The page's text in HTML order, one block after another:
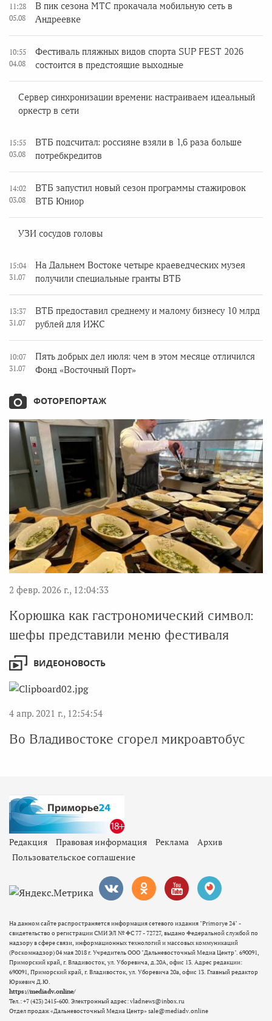
11:28
05.08
В пик сезона МТС прокачала мобильную сеть в
Андреевке
10:55
04.08
Фестиваль пляжных видов спорта SUP FEST 2026
состоится в предстоящие выходные
Сервер синхронизации времени: настраиваем идеальный
оркестр в сети
15:55
03.08
ВТБ подсчитал: россияне взяли в 1,6 раза больше
потребкредитов
14:02
03.08
ВТБ запустил новый сезон программы стажировок
ВТБ Юниор
УЗИ сосудов головы
15:04
31.07
На Дальнем Востоке четыре краеведческих музея
получили специальные гранты ВТБ
13:37
31.07
ВТБ предоставил среднему и малому бизнесу 10 млрд
рублей для ИЖС
10:07
31.07
Пять добрых дел июля: чем в этом месяце отличился
Фонд «Восточный Порт»
ФОТОРЕПОРТАЖ
2 февр. 2026 г., 12:04:33
Корюшка как гастрономический символ:
шефы представили меню фестиваля
ВИДЕОНОВОСТЬ
4 апр. 2021 г., 12:54:54
Во Владивостоке сгорел микроавтобус
Редакция Правовая информация Реклама
Архив
Пользовательское соглашение
На данном сайте распространяется информация сетевого издания "Primorye 24" -
свидетельство о регистрации СМИ ЭЛ № ФС 77 - 72727, выдано Федеральной службой по
надзору в сфере связи, информационных технологий и массовых коммуникаций
(Роскомнадзор) 04 мая 2018 г. Учредитель ООО "Дальневосточный Медиа Центр". 690091,
Приморский край, г. Владивосток, ул. Уборевича, д.20А, офис 13. Адрес редакции:
690091, Приморский край, г. Владивосток, ул. Уборевича 20а, офис 13. Главный редактор
Юркевич Д.Ю.
https://mediadv.online/
Тел.: +7 (423) 2415-600. Электронный адрес: vladnews@inbox.ru
Отдел продаж «Дальневосточный Медиа Центр» sale@mediadv.online